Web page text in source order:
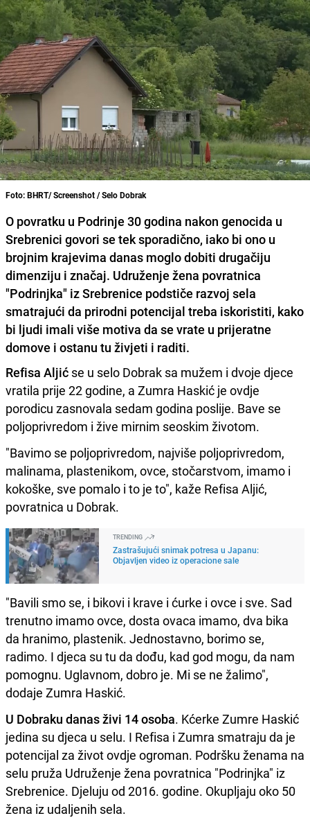
Foto: BHRT/ Screenshot / Selo Dobrak
O povratku u Podrinje 30 godina nakon genocida u
Srebrenici govori se tek sporadično, iako bi ono u
brojnim krajevima danas moglo dobiti drugačiju
dimenziju i značaj. Udruženje žena povratnica
"Podrinjka" iz Srebrenice podstiče razvoj sela
smatrajući da prirodni potencijal treba iskoristiti, kako
bi ljudi imali više motiva da se vrate u prijeratne
domove i ostanu tu živjeti i raditi.
Refisa Aljić se u selo Dobrak sa mužem i dvoje djece
vratila prije 22 godine, a Zumra Haskić je ovdje
porodicu zasnovala sedam godina poslije. Bave se
poljoprivredom i žive mirnim seoskim životom.
"Bavimo se poljoprivredom, najviše poljoprivredom,
malinama, plastenikom, ovce, stočarstvom, imamo i
kokoške, sve pomalo i to je to", kaže Refisa Aljić,
povratnica u Dobrak.
TRENDING
Zastrašujući snimak potresa u Japanu:
Objavljen video iz operacione sale
"Bavili smo se, i bikovi i krave i ćurke i ovce i sve. Sad
trenutno imamo ovce, dosta ovaca imamo, dva bika
da hranimo, plastenik. Jednostavno, borimo se,
radimo. I djeca su tu da dođu, kad god mogu, da nam
pomognu. Uglavnom, dobro je. Mi se ne žalimo",
dodaje Zumra Haskić.
U Dobraku danas živi 14 osoba. Kćerke Zumre Haskić
jedina su djeca u selu. I Refisa i Zumra smatraju da je
potencijal za život ovdje ogroman. Podršku ženama na
selu pruža Udruženje žena povratnica "Podrinjka" iz
Srebrenice. Djeluju od 2016. godine. Okupljaju oko 50
žena iz udaljenih sela.